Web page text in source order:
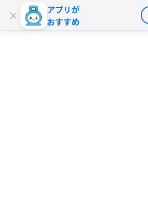
×
アプリが
おすすめ